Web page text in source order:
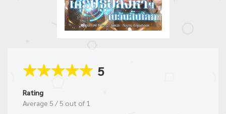
5
Rating
Average 5 / 5 out of 1